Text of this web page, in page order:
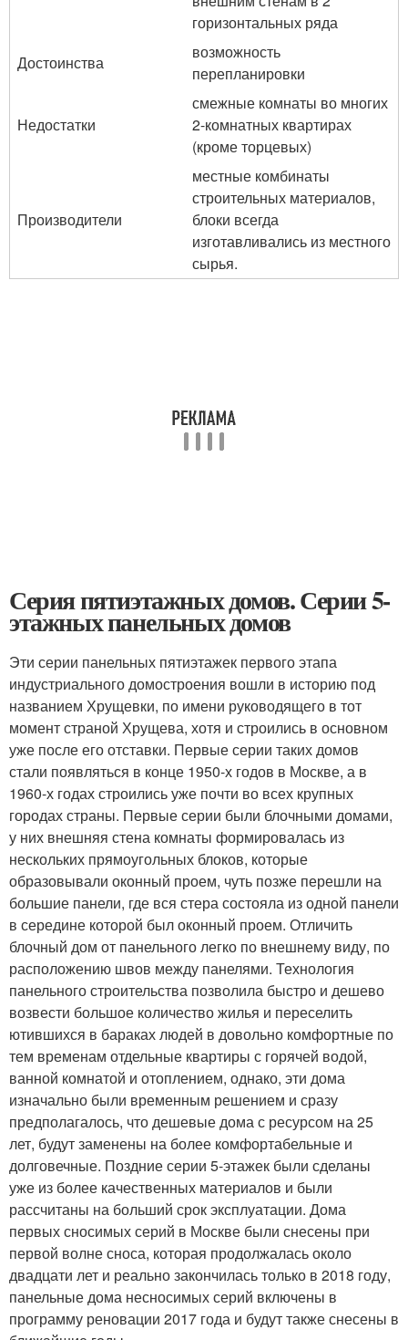
горизонтальных ряда
Достоинства
возможность
перепланировки
Недостатки
смежные комнаты во многих
2-комнатных квартирах
(кроме торцевых)
Производители
местные комбинаты
строительных материалов,
блоки всегда
изготавливались из местного
сырья.
Серия пятиэтажных домов. Серии 5-
этажных панельных домов
Эти серии панельных пятиэтажек первого этапа
индустриального домостроения вошли в историю под
названием Хрущевки, по имени руководящего в тот
момент страной Хрущева, хотя и строились в основном
уже после его отставки. Первые серии таких домов
стали появляться в конце 1950-х годов в Москве, а в
1960-х годах строились уже почти во всех крупных
городах страны. Первые серии были блочными домами,
у них внешняя стена комнаты формировалась из
нескольких прямоугольных блоков, которые
образовывали оконный проем, чуть позже перешли на
большие панели, где вся стера состояла из одной панели
в середине которой был оконный проем. Отличить
блочный дом от панельного легко по внешнему виду, по
расположению швов между панелями. Технология
панельного строительства позволила быстро и дешево
возвести большое количество жилья и переселить
ютившихся в бараках людей в довольно комфортные по
тем временам отдельные квартиры с горячей водой,
ванной комнатой и отоплением, однако, эти дома
изначально были временным решением и сразу
предполагалось, что дешевые дома с ресурсом на 25
лет, будут заменены на более комфортабельные и
долговечные. Поздние серии 5-этажек были сделаны
уже из более качественных материалов и были
рассчитаны на больший срок эксплуатации. Дома
первых сносимых серий в Москве были снесены при
первой волне сноса, которая продолжалась около
двадцати лет и реально закончилась только в 2018 году,
панельные дома несносимых серий включены в
программу реновации 2017 года и будут также снесены в